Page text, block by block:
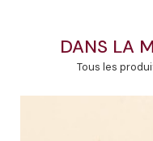
DANS LA
Tous les